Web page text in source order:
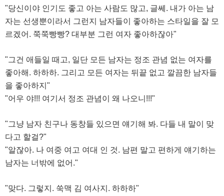
"당신이야 인기도 좋고 아는 사람도 많고, 글쎄. 내가 아는 남
자는 선생뿐이라서 그런지 남자들이 좋아하는 스타일을 잘 모
르겠어. 쭉쭉빵빵? 대부분 그런 여자 좋아하잖아"
"그건 애들일 때고, 일단 모든 남자는 정조 관념 없는 여자를
좋아해. 하하하. 그리고 모든 여자는 뒤끝 없고 깔끔한 남자들
을 좋아하지"
"어우 야!!! 여기서 정조 관념이 왜 나오니!!!"
"그냥 남자 친구나 동창들 있으면 얘기해 봐. 다들 내 말이 맞
다고 할걸?"
"알잖아. 나 여중 여고 여대 인 것. 남편 말고 편하게 얘기하는
남자는 너밖에 없어."
"맞다. 그렇지. 쑥맥 김 여사지. 하하하"